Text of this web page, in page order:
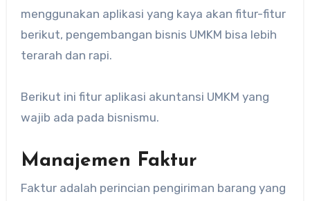
menggunakan aplikasi yang kaya akan fitur-fitur
berikut, pengembangan bisnis UMKM bisa lebih
terarah dan rapi.
Berikut ini fitur aplikasi akuntansi UMKM yang
wajib ada pada bisnismu.
Manajemen Faktur
Faktur adalah perincian pengiriman barang yang